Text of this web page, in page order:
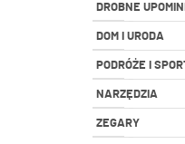
DROBNE
DOM I URODA
PODRÓŻE I
NARZĘDZIA
ZEGARY